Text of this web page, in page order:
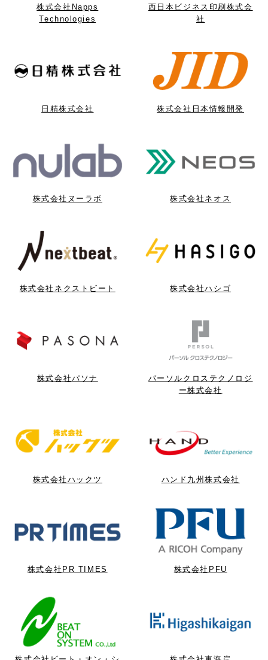
株式会社Napps
Technologies
西日本ビジネス印刷株式会
社
日精株式会社 株式会社日本情報開発
株式会社ヌーラボ 株式会社ネオス
株式会社ネクストビート 株式会社ハシゴ
株式会社パソナ
パーソルクロステクノロジ
ー株式会社
株式会社ハックツ ハンド九州株式会社
株式会社PR TIMES 株式会社PFU